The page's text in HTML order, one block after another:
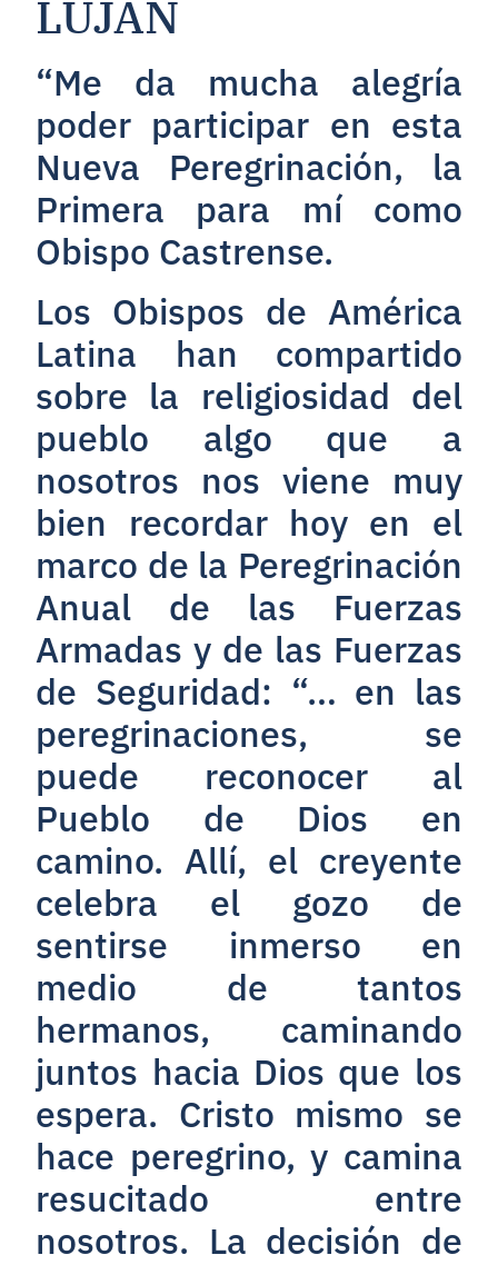
LUJÁN
“Me da mucha alegría
poder participar en esta
Nueva Peregrinación, la
Primera para mí como
Obispo Castrense.
Los Obispos de América
Latina han compartido
sobre la religiosidad del
pueblo algo que a
nosotros nos viene muy
bien recordar hoy en el
marco de la Peregrinación
Anual de las Fuerzas
Armadas y de las Fuerzas
de Seguridad: “… en las
peregrinaciones, se
puede reconocer al
Pueblo de Dios en
camino. Allí, el creyente
celebra el gozo de
sentirse inmerso en
medio de tantos
hermanos, caminando
juntos hacia Dios que los
espera. Cristo mismo se
hace peregrino, y camina
resucitado entre
nosotros. La decisión de